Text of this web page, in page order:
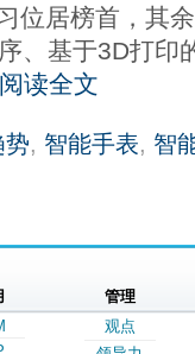
位居榜首，其
、基于3D打印
阅读全文
势, 智能手表, 智
管理
观点